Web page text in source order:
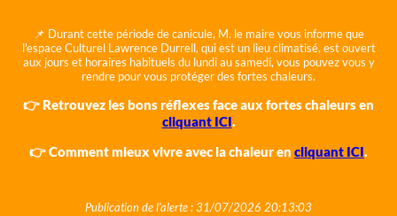
📌 Durant cette période de canicule, M. le maire vous informe que
l'espace Culturel Lawrence Durrell, qui est un lieu climatisé, est ouvert
aux jours et horaires habituels du lundi au samedi, vous pouvez vous y
rendre pour vous protéger des fortes chaleurs.
👉 Retrouvez les bons réflexes face aux fortes chaleurs en
cliquant ICI.
👉 Comment mieux vivre avec la chaleur en cliquant ICI.
Publication de l'alerte : 31/07/2026 20:13:03